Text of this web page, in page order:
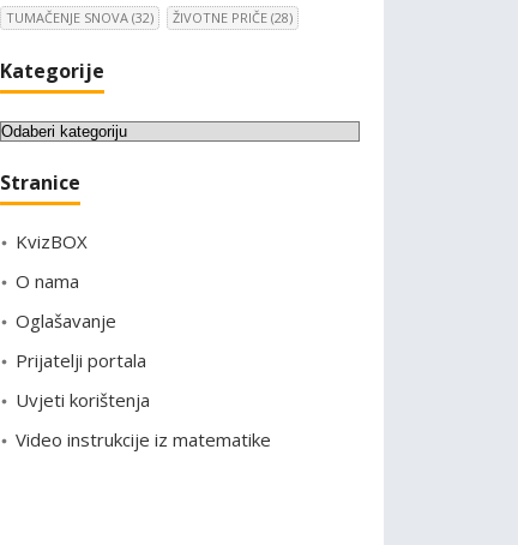
TUMAČENJE SNOVA (32) ŽIVOTNE PRIČE (28)
Kategorije
K
t
g
o
i
j
Stranice
KvizBOX
O nama
Oglašavanje
Prijatelji portala
Uvjeti korištenja
Video instrukcije iz matematike